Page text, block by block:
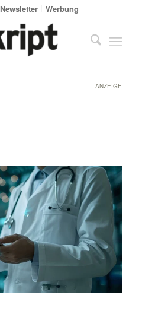
Newsletter Werbung
ANZEIGE